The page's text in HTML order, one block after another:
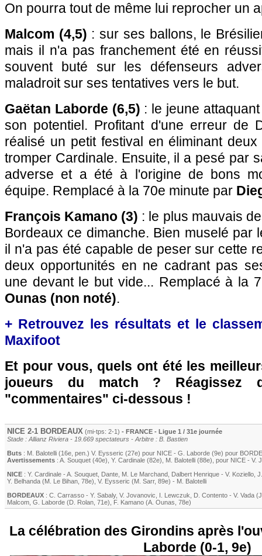
On pourra tout de même lui reprocher un
Malcom (4,5) : sur ses ballons, le
mais il n'a pas franchement été en
souvent buté sur les défenseurs
maladroit sur ses tentatives vers le but.
Gaëtan Laborde (6,5) : le jeune
son potentiel. Profitant d'une erreur de
réalisé un petit festival en éliminant
tromper Cardinale. Ensuite, il a pesé par
adverse et a été à l'origine de bons
équipe. Remplacé à la 70e minute par
François Kamano (3) : le plus mauvais
Bordeaux ce dimanche. Bien muselé par
il n'a pas été capable de peser sur cette
deux opportunités en ne cadrant pas
une devant le but vide... Remplacé à la
Ounas (non noté).
+ Retrouvez les résultats et le
Maxifoot
Et pour vous, quels ont été les
joueurs du match ? Réagissez
"commentaires" ci-dessous !
NICE 2-1 BORDEAUX (mi-tps: 2-1) - FRANCE - Ligue 1 / 31e journée
Stade : Allianz Riviera - 19.669 spectateurs - Arbitre : B. Bastien
Buts : M. Balotelli (16e, pen.) V. Eysseric (27e) pour NICE - G. Laborde (9e) pour
Avertissements : A. Souquet (40e) Y. Cardinale (82e) M. Balotelli (88e) , pour NICE - V.
NICE : Y. Cardinale - A. Souquet Dante M. Le Marchand Dalbert Henrique - V. Koziello
Y. Belhanda (M. Le Bihan , 78e) V. Eysseric (M. Sarr, 89e) - M. Balotelli
BORDEAUX : C. Carrasso - Y. Sabaly, V. Jovanovic I. Lewczuk D. Contento - V. Vada (
Malcom G. Laborde (D. Rolan , 71e) F. Kamano (A. Ounas , 78e)
La célébration des Girondins après
Laborde (0-1, 9e)